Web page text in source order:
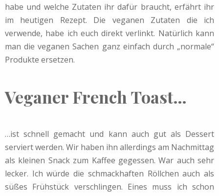
habe und welche Zutaten ihr dafür braucht, erfährt ihr
im heutigen Rezept. Die veganen Zutaten die ich
verwende, habe ich euch direkt verlinkt. Natürlich kann
man die veganen Sachen ganz einfach durch „normale“
Produkte ersetzen.
Veganer French Toast…
…ist schnell gemacht und kann auch gut als Dessert
serviert werden. Wir haben ihn allerdings am Nachmittag
als kleinen Snack zum Kaffee gegessen. War auch sehr
lecker. Ich würde die schmackhaften Röllchen auch als
süßes Frühstück verschlingen. Eines muss ich schon